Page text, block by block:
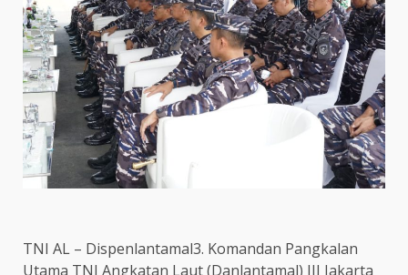
TNI AL – Dispenlantamal3. Komandan Pangkalan
Utama TNI Angkatan Laut (Danlantamal) III Jakarta